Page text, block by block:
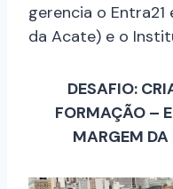
gerencia o
da Acate) e o
DESAFIO:
FORMAÇÃO –
MARGEM